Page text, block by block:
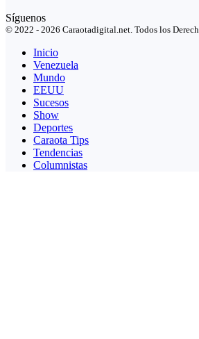
Síguenos
© 2022 - 2026 Caraotadigital.net. Todos los
Inicio
Venezuela
Mundo
EEUU
Sucesos
Show
Deportes
Caraota Tips
Tendencias
Columnistas